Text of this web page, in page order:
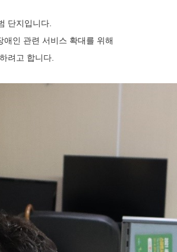
단지입니다.
인 관련 서비스 확대를 위해
려고 합니다.